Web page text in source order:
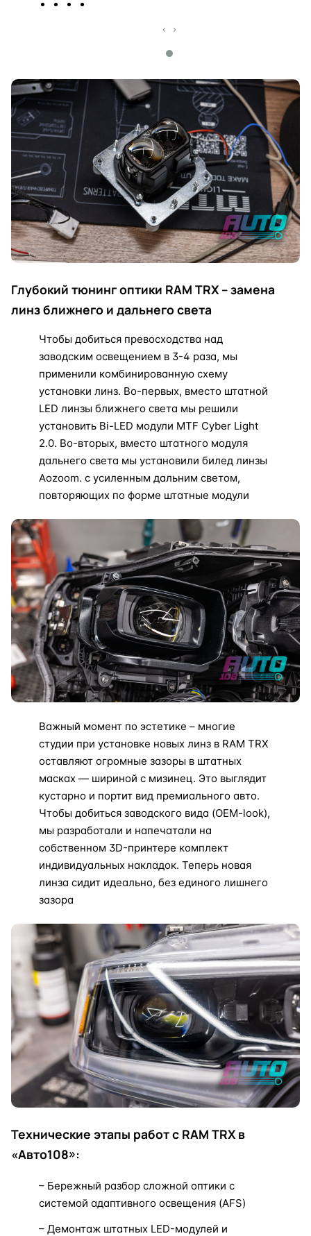
‹ ›
Глубокий тюнинг оптики RAM TRX – замена
линз ближнего и дальнего света
Чтобы добиться превосходства над
заводским освещением в 3-4 раза, мы
применили комбинированную схему
установки линз. Во-первых, вместо штатной
LED линзы ближнего света мы решили
установить Bi-LED модули MTF Cyber Light
2.0. Во-вторых, вместо штатного модуля
дальнего света мы установили билед линзы
Aozoom. с усиленным дальним светом,
повторяющих по форме штатные модули
Важный момент по эстетике – многие
студии при установке новых линз в RAM TRX
оставляют огромные зазоры в штатных
масках — шириной с мизинец. Это выглядит
кустарно и портит вид премиального авто.
Чтобы добиться заводского вида (OEM-look),
мы разработали и напечатали на
собственном 3D-принтере комплект
индивидуальных накладок. Теперь новая
линза сидит идеально, без единого лишнего
зазора
Технические этапы работ с RAM TRX в
«Авто108»:
– Бережный разбор сложной оптики с
системой адаптивного освещения (AFS)
– Демонтаж штатных LED-модулей и